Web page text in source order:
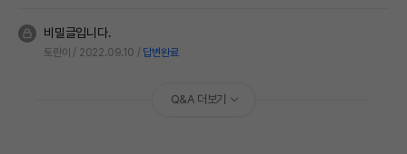
비밀글입니다.
토란이 2022.09.10 답변완료
Q&A 더보기